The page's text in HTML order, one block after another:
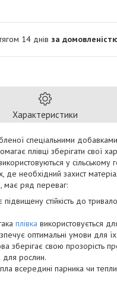
14 днів за
Характеристики
спеціальними
плівці зберігати свої
у сільському
де необхідний захист
має ряд переваг:
підвищену стійкість до
плівка використовується
оптимальні умови для
зберігає свою прозорість
для рослин.
всередині парника чи